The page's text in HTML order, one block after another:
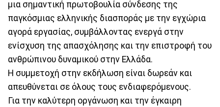
μια σημαντική πρωτοβουλία σύνδεσης της
παγκόσμιας ελληνικής διασποράς με την εγχώρια
αγορά εργασίας, συμβάλλοντας ενεργά στην
ενίσχυση της απασχόλησης και την επιστροφή του
ανθρώπινου δυναμικού στην Ελλάδα.
Η συμμετοχή στην εκδήλωση είναι δωρεάν και
απευθύνεται σε όλους τους ενδιαφερόμενους.
Για την καλύτερη οργάνωση και την έγκαιρη